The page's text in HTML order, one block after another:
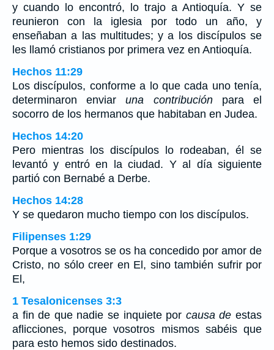
y cuando lo encontró, lo trajo a Antioquía. Y se
reunieron con la iglesia por todo un año, y
enseñaban a las multitudes; y a los discípulos se
les llamó cristianos por primera vez en Antioquía.
Hechos 11:29
Los discípulos, conforme a lo que cada uno tenía,
determinaron enviaruna contribuciónpara el
socorro de los hermanos que habitaban en Judea.
Hechos 14:20
Pero mientras los discípulos lo rodeaban, él se
levantó y entró en la ciudad. Y al día siguiente
partió con Bernabé a Derbe.
Hechos 14:28
Y se quedaron mucho tiempo con los discípulos.
Filipenses 1:29
Porque a vosotros se os ha concedido por amor de
Cristo, no sólo creer en El, sino también sufrir por
El,
1 Tesalonicenses 3:3
a fin de que nadie se inquiete por causa de estas
aflicciones, porque vosotros mismos sabéis que
para esto hemos sido destinados.